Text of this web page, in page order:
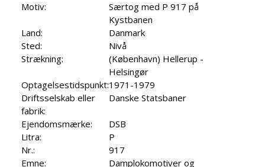
Motiv:
Særtog med P 917 på
Kystbanen
Land:
Danmark
Sted:
Nivå
Strækning:
(København) Hellerup -
Helsingør
Optagelsestidspunkt:1971-1979
Driftsselskab eller
fabrik:
Danske Statsbaner
Ejendomsmærke:
DSB
Litra:
P
Nr.:
917
Emne:
Damplokomotiver og